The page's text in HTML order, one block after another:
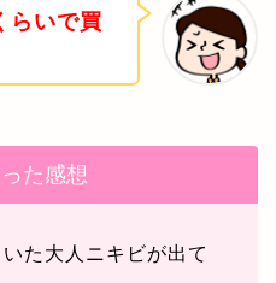
らいで買
た感想
た大人ニキビが出て